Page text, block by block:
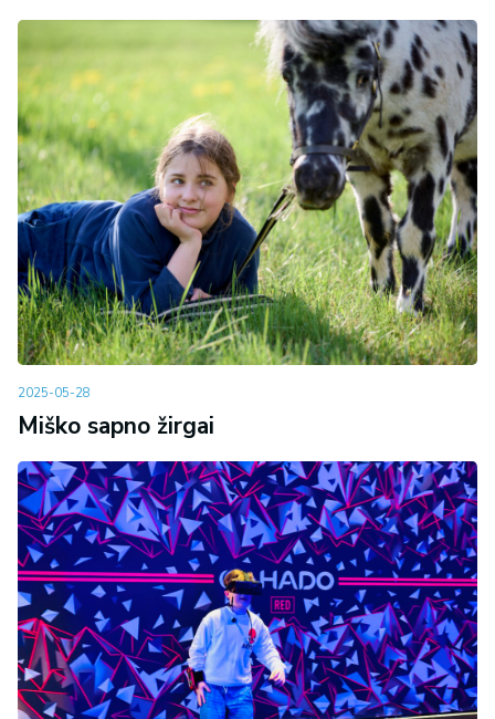
2025-05-28
Miško sapno žirgai